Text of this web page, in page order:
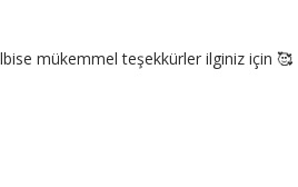
mükemmel teşekkürler ilginiz için 🥰